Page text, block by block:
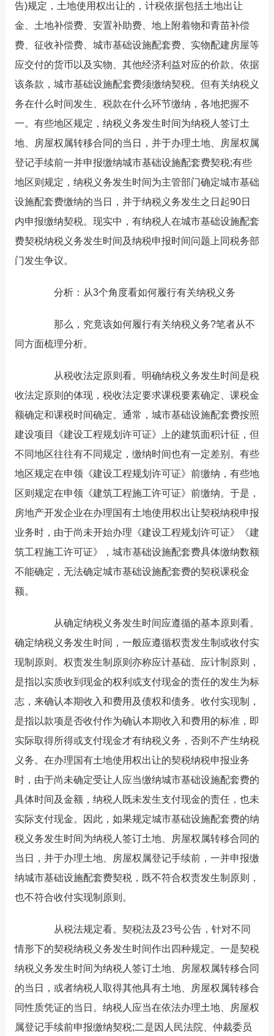
告)规定，土地使用权出让的，计税依据包括土地出让
金、土地补偿费、安置补助费、地上附着物和青苗补偿
费、征收补偿费、城市基础设施配套费、实物配建房屋等
应交付的货币以及实物、其他经济利益对应的价款。依据
该条款，城市基础设施配套费须缴纳契税。但有关纳税义
务在什么时间发生、税款在什么环节缴纳，各地把握不
一。有些地区规定，纳税义务发生时间为纳税人签订土
地、房屋权属转移合同的当日，并于办理土地、房屋权属
登记手续前一并申报缴纳城市基础设施配套费契税;有些
地区则规定，纳税义务发生时间为主管部门确定城市基础
设施配套费缴纳的当日，并于纳税义务发生之日起90日
内申报缴纳契税。现实中，有纳税人在城市基础设施配套
费契税纳税义务发生时间及纳税申报时间问题上同税务部
门发生争议。
分析：从3个角度看如何履行有关纳税义务
那么，究竟该如何履行有关纳税义务?笔者从不
同方面梳理分析。
从税收法定原则看。明确纳税义务发生时间是税
收法定原则的体现，税收法定要求课税要素确定、课税金
额确定和课税时间确定。通常，城市基础设施配套费按照
建设项目《建设工程规划许可证》上的建筑面积计征，但
不同地区往往有不同规定，缴纳时间也有一定差别。有些
地区规定在申领《建设工程规划许可证》前缴纳，有些地
区则规定在申领《建筑工程施工许可证》前缴纳。于是，
房地产开发企业在办理国有土地使用权出让契税纳税申报
业务时，由于尚未开始办理《建设工程规划许可证》《建
筑工程施工许可证》，城市基础设施配套费具体缴纳数额
不能确定，无法确定城市基础设施配套费的契税课税金
额。
从确定纳税义务发生时间应遵循的基本原则看。
确定纳税义务发生时间，一般应遵循权责发生制或收付实
现制原则。权责发生制原则亦称应计基础、应计制原则，
是指以实质收到现金的权利或支付现金的责任的发生为标
志，来确认本期收入和费用及债权和债务。收付实现制，
是指以款项是否收付作为确认本期收入和费用的标准，即
实际取得所得或支付现金才有纳税义务，否则不产生纳税
义务。在办理国有土地使用权出让的契税纳税申报业务
时，由于尚未确定受让人应当缴纳城市基础设施配套费的
具体时间及金额，纳税人既未发生支付现金的责任，也未
实际支付现金。因此，如果规定城市基础设施配套费的纳
税义务发生时间为纳税人签订土地、房屋权属转移合同的
当日，并于办理土地、房屋权属登记手续前，一并申报缴
纳城市基础设施配套费契税，既不符合权责发生制原则，
也不符合收付实现制原则。
从税法规定看。契税法及23号公告，针对不同
情形下的契税纳税义务发生时间作出四种规定。一是契税
纳税义务发生时间为纳税人签订土地、房屋权属转移合同
的当日，或者纳税人取得其他具有土地、房屋权属转移合
同性质凭证的当日。纳税人应当在依法办理土地、房屋权
属登记手续前申报缴纳契税;二是因人民法院、仲裁委员